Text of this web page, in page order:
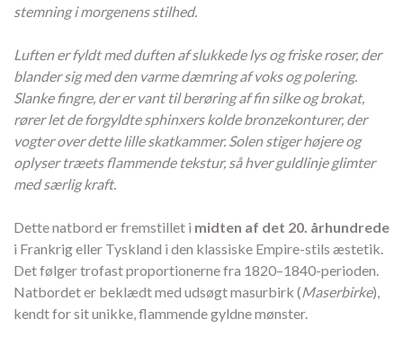
stemning i morgenens stilhed.
Luften er fyldt med duften af slukkede lys og friske roser, der
blander sig med den varme dæmring af voks og polering.
Slanke fingre, der er vant til berøring af fin silke og brokat,
rører let de forgyldte sphinxers kolde bronzekonturer, der
vogter over dette lille skatkammer. Solen stiger højere og
oplyser træets flammende tekstur, så hver guldlinje glimter
med særlig kraft.
Dette natbord er fremstillet i midten af det 20. århundrede
i Frankrig eller Tyskland i den klassiske Empire-stils æstetik.
Det følger trofast proportionerne fra 1820–1840-perioden.
Natbordet er beklædt med udsøgt masurbirk (Maserbirke),
kendt for sit unikke, flammende gyldne mønster.